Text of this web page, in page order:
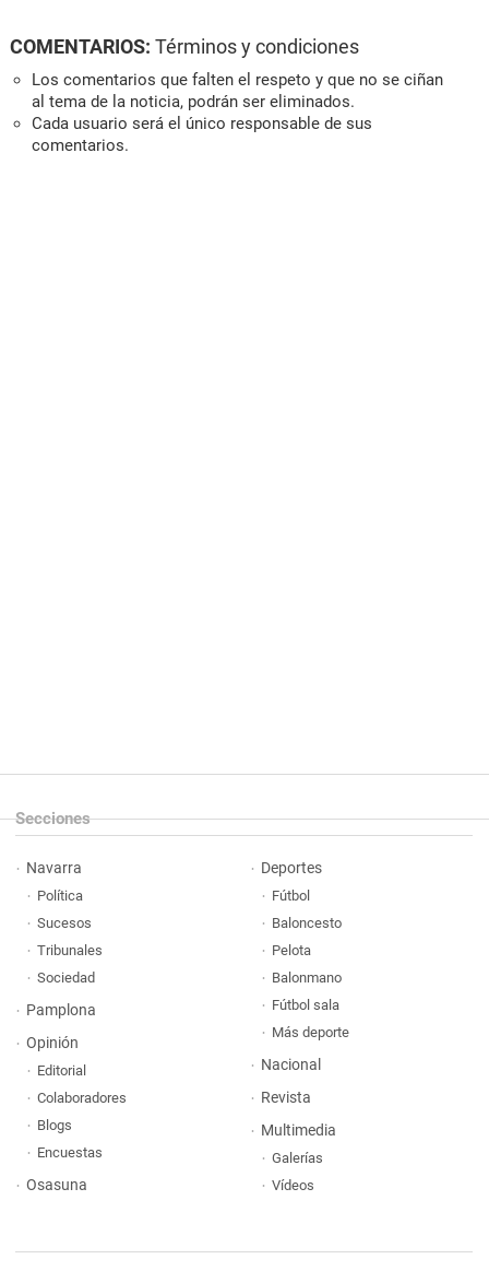
COMENTARIOS: Términos y condiciones
Los comentarios que falten el respeto y que no se ciñan
al tema de la noticia, podrán ser eliminados.
Cada usuario será el único responsable de sus
comentarios.
Secciones
Navarra
Política
Sucesos
Tribunales
Sociedad
Pamplona
Opinión
Editorial
Colaboradores
Blogs
Encuestas
Osasuna
Deportes
Fútbol
Baloncesto
Pelota
Balonmano
Fútbol sala
Más deporte
Nacional
Revista
Multimedia
Galerías
Vídeos